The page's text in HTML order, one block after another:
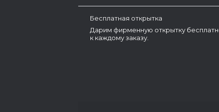
Бесплатная открытка
Дарим фирменную открытку
к каждому заказу.